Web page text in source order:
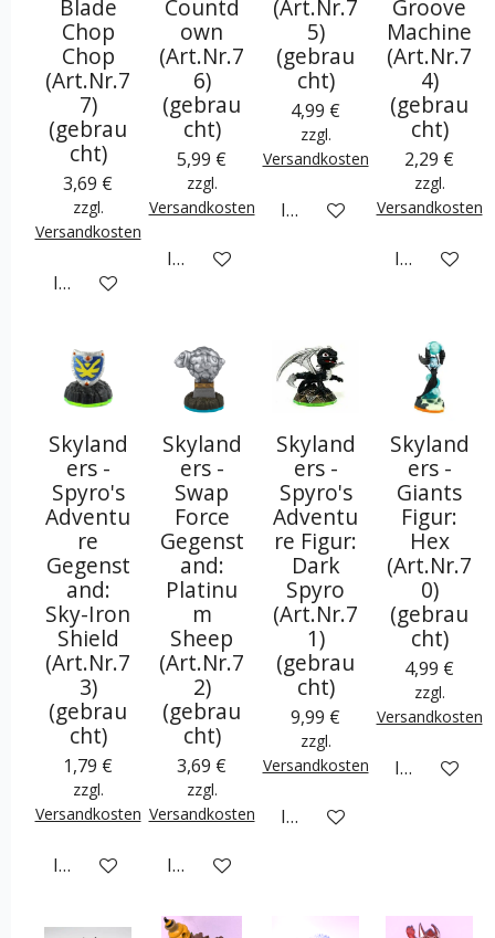
Blade
Chop
Chop
(Art.Nr.7
7)
(gebrau
cht)
3,69 €
zzgl.
Versandkosten
In den Warenkorb
Countd
own
(Art.Nr.7
6)
(gebrau
cht)
5,99 €
zzgl.
Versandkosten
In den Warenkorb
(Art.Nr.7
5)
(gebrau
cht)
4,99 €
zzgl.
Versandkosten
In den Warenkorb
Groove
Machine
(Art.Nr.7
4)
(gebrau
cht)
2,29 €
zzgl.
Versandkosten
In den
Skyland
ers -
Spyro's
Adventu
re
Gegenst
and:
Sky-Iron
Shield
(Art.Nr.7
3)
(gebrau
cht)
1,79 €
zzgl.
Versandkosten
In den Warenkorb
Skyland
ers -
Swap
Force
Gegenst
and:
Platinu
m
Sheep
(Art.Nr.7
2)
(gebrau
cht)
3,69 €
zzgl.
Versandkosten
In den Warenkorb
Skyland
ers -
Spyro's
Adventu
re Figur:
Dark
Spyro
(Art.Nr.7
1)
(gebrau
cht)
9,99 €
zzgl.
Versandkosten
In den Warenkorb
Skyland
ers -
Giants
Figur:
Hex
(Art.Nr.7
0)
(gebrau
cht)
4,99 €
zzgl.
Versandkosten
In den